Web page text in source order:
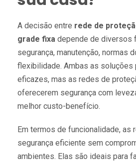
A decisão entre rede de
grade fixa depende de diversos
segurança, manutenção, normas
flexibilidade. Ambas as soluções
eficazes, mas as redes de
oferecerem segurança com
melhor custo-benefício.
Em termos de funcionalidade, as
segurança eficiente sem
ambientes. Elas são ideais para